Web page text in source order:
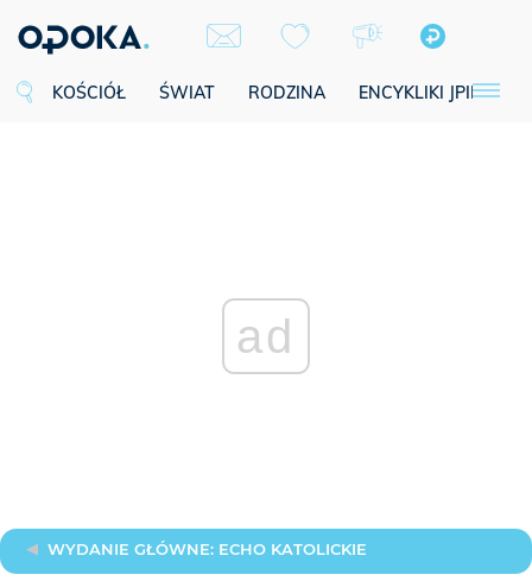
KOŚCIÓŁ ŚWIAT RODZINA ENCYKLIKI JPII
ad
WYDANIE GŁÓWNE: ECHO KATOLICKIE